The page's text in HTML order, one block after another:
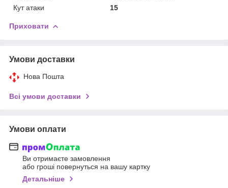
Кут атаки
15
Приховати
Умови доставки
Нова Пошта
Всі умови доставки
Умови оплати
Ви отримаєте замовлення
або гроші повернуться на вашу картку
Детальніше